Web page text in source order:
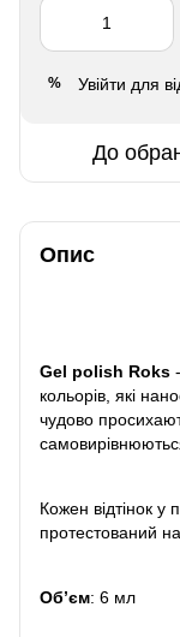
% Увійти для
До
Опис
Gel polish Roks
кольорів, які
чудово
Кожен відтінок у
протестований на
Обʼєм: 6 мл